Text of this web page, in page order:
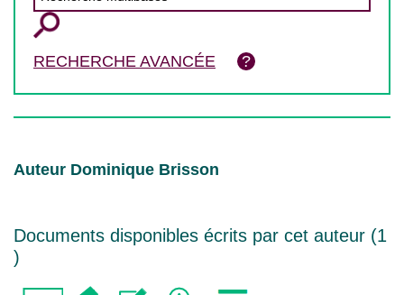
RECHERCHE AVANCÉE
Auteur Dominique Brisson
Documents disponibles écrits par cet auteur (1
)